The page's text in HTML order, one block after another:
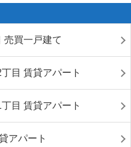
売買一戸建て
目 賃貸アパート
目 賃貸アパート
アパート